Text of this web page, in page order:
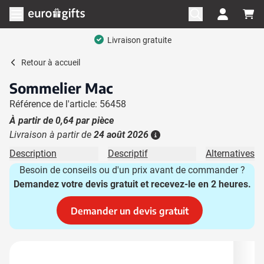
Aller au contenu
Ouvrir le menu
Livraison gratuite
Retour à accueil
Sommelier Mac
Référence de l'article: 56458
À partir de 0,64 par pièce
Livraison à partir de 24 août 2026
Description Descriptif
Alternatives
Besoin de conseils ou d'un prix avant de commander ?
Demandez votre devis gratuit et recevez-le en 2 heures.
Demander un devis gratuit